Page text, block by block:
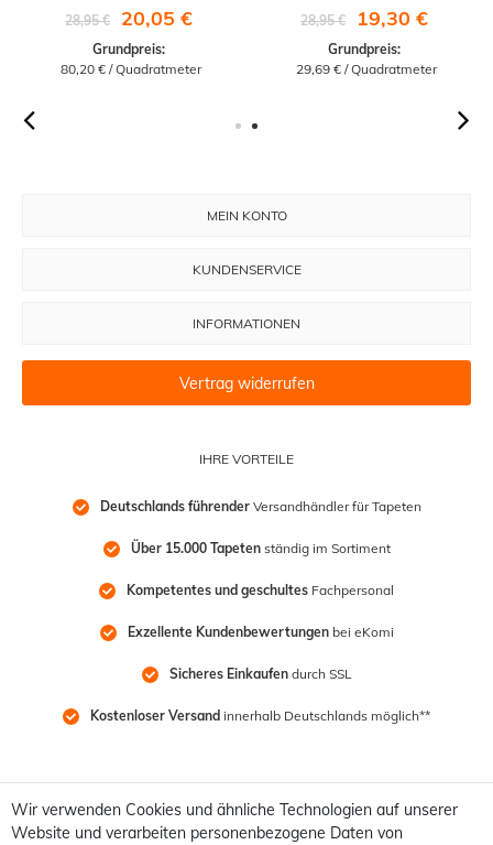
28,95 €
20,05 €
Grundpreis:
80,20 € / Quadratmeter
28,95 €
19,30 €
Grundpreis:
29,69 € / Quadratmeter
IHRE VORTEILE
Deutschlands führender Versandhändler für Tapeten
Über 15.000 Tapeten ständig im Sortiment
Kompetentes und geschultes Fachpersonal
Exzellente Kundenbewertungen bei eKomi
Sicheres Einkaufen durch SSL
Kostenloser Versand innerhalb Deutschlands möglich**
MEIN KONTO
KUNDENSERVICE
INFORMATIONEN
Vertrag widerrufen
Wir verwenden Cookies und ähnliche Technologien auf unserer
Website und verarbeiten personenbezogene Daten von